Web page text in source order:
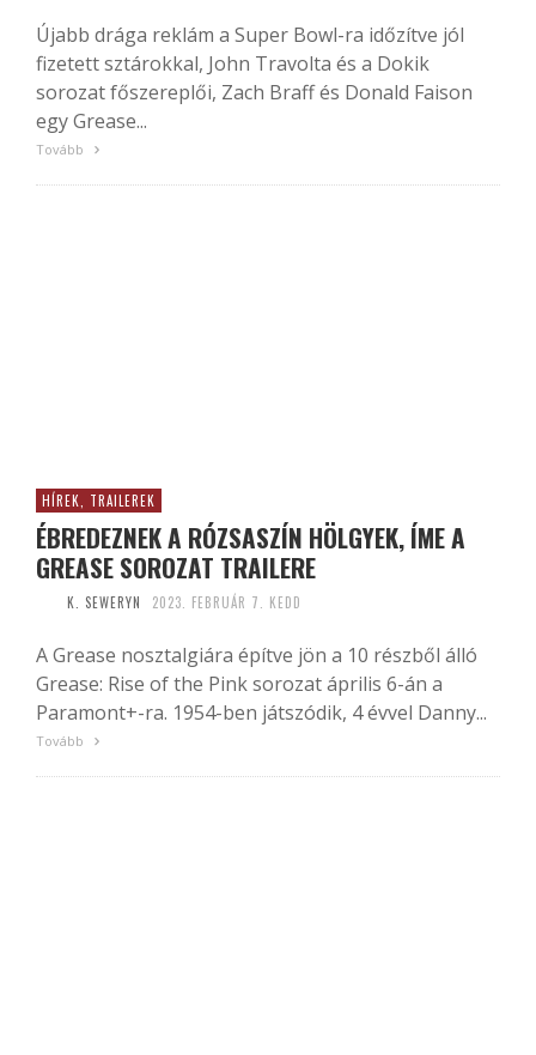
Újabb drága reklám a Super Bowl-ra időzítve jól
fizetett sztárokkal, John Travolta és a Dokik
sorozat főszereplői, Zach Braff és Donald Faison
egy Grease...
Tovább
HÍREK, TRAILEREK
ÉBREDEZNEK A RÓZSASZÍN HÖLGYEK, ÍME A
GREASE SOROZAT TRAILERE
K. SEWERYN 2023. FEBRUÁR 7. KEDD
A Grease nosztalgiára építve jön a 10 részből álló
Grease: Rise of the Pink sorozat április 6-án a
Paramont+-ra. 1954-ben játszódik, 4 évvel Danny...
Tovább